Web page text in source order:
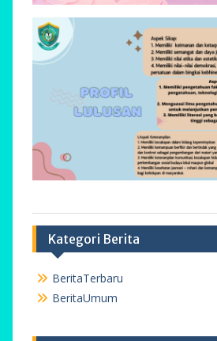
Kategori Berita
BeritaTerbaru
BeritaUmum